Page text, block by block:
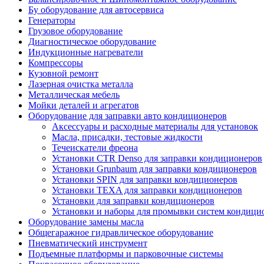
Бу оборудование для автосервиса
Генераторы
Грузовое оборудование
Диагностическое оборудование
Индукционные нагреватели
Компрессоры
Кузовной ремонт
Лазерная очистка металла
Металлическая мебель
Мойки деталей и агрегатов
Оборудование для заправки авто кондиционеров
Аксессуары и расходные материалы для установок
Масла, присадки, тестовые жидкости
Течеискатели фреона
Установки CTR Denso для заправки кондиционеров
Установки Grunbaum для заправки кондиционеров
Установки SPIN для заправки кондиционеров
Установки TEXA для заправки кондиционеров
Установки для заправки кондиционеров
Установки и наборы для промывки систем
Оборудование замены масла
Общегаражное гидравлическое оборудование
Пневматический инструмент
Подъемные платформы и парковочные системы